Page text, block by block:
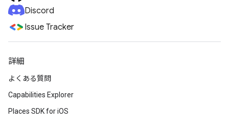
Discord
Issue Tracker
詳細
よくある質問
Capabilities Explorer
Places SDK for iOS